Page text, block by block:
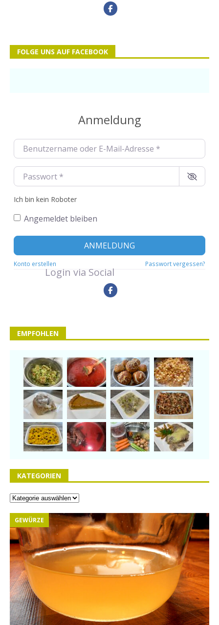
FOLGE UNS AUF FACEBOOK
Anmeldung
Benutzername oder E-Mail-Adresse
Passwort
Ich bin kein Roboter
Angemeldet bleiben
ANMELDUNG
Konto erstellen Passwort vergessen?
Login via Social
EMPFOHLEN
KATEGORIEN
GEWÜRZE